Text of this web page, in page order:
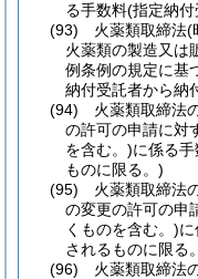
る手数料(指定納
(93)
火薬類取締法(
火薬類の製造又は
例条例の規定に基
納付受託者から納
(94)
火薬類取締法
の許可の申請に対
を含む。)に係る
ものに限る。)
(95)
火薬類取締法
の変更の許可の申
くものを含む。)
されるものに限る
(96)
火薬類取締法